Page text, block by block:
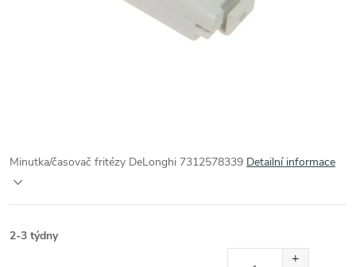
Minutka/časovač fritézy DeLonghi 7312578339 Detailní informace
2-3 týdny